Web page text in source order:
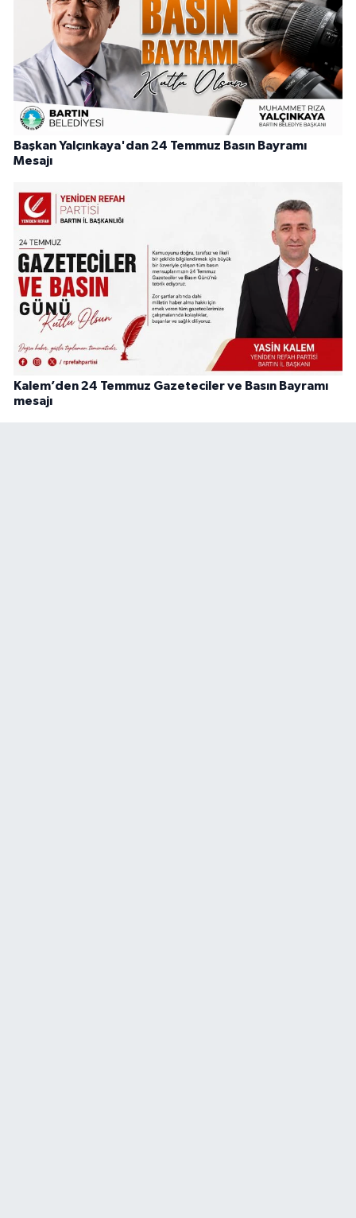
Başkan Yalçınkaya'dan 24 Temmuz Basın Bayramı
Mesajı
Kalem’den 24 Temmuz Gazeteciler ve Basın Bayramı
mesajı